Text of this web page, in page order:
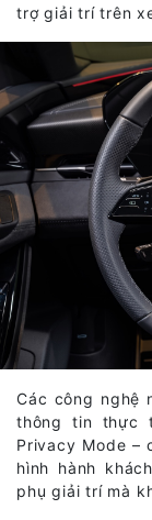
trợ giải trí trên
Các công nghệ
thông tin thực
Privacy Mode –
hình hành
phụ giải trí mà